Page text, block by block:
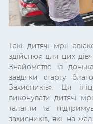
Такі дитячі мрії
здійснює для цих
Знайомство із
завдяки старту
Захисників». Ця
виконувати дитячі
таланти та
захисників, які, на